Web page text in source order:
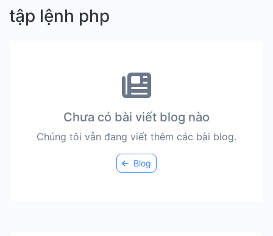
tập lệnh php
Chưa có bài viết blog nào
Chúng tôi vẫn đang viết thêm các bài blog.
Blog